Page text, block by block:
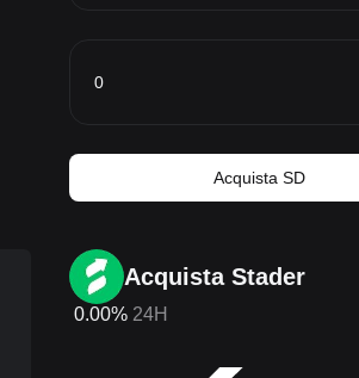
Acquista SD
Acquista Stader
0.00% 24H